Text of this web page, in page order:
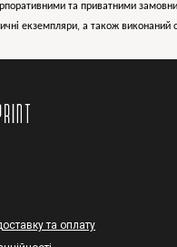
та приватними
екземпляри, а також виконаний
та оплату